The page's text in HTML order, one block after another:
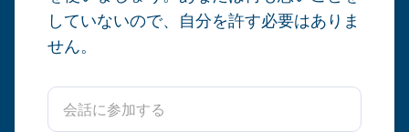
していないので、自分を許す必要はありま
せん。
りを見回してください。以下のことを声に
出して言ってみてください。
見えるもの5つ（部屋の中と窓の外を見る
ことができます）